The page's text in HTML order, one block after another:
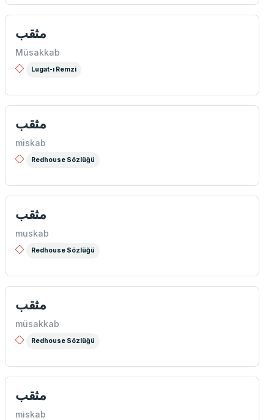
مثقب
Müsakkab
Lugat-ı Remzi
مثقب
miskab
Redhouse Sözlüğü
مثقب
muskab
Redhouse Sözlüğü
مثقب
müsakkab
Redhouse Sözlüğü
مثقب
miskab